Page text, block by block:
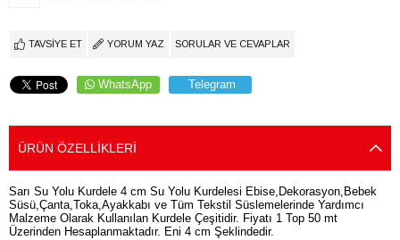
TAVSIYE ET YORUM YAZ SORULAR VE CEVAPLAR
WhatsApp Telegram
ÜRÜN ÖZELLIKLERI
Sarı Su Yolu Kurdele 4 cm Su Yolu Kurdelesi Ebise,Dekorasyon,Bebek
Süsü,Çanta,Toka,Ayakkabı ve Tüm Tekstil Süslemelerinde Yardımcı
Malzeme Olarak Kullanılan Kurdele Çeşitidir. Fiyatı 1 Top 50 mt
Üzerinden Hesaplanmaktadır. Eni 4 cm Şeklindedir.